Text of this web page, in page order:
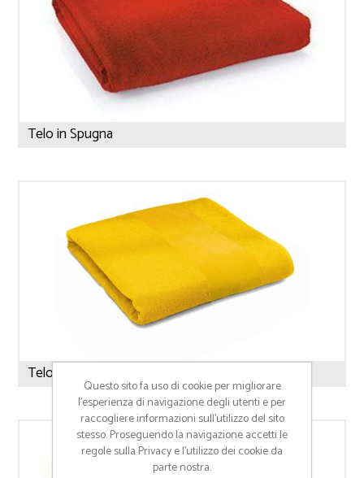
Telo in Spugna
Telo in Spugna con Fascia Stampabile
Questo sito fa uso di cookie per migliorare
l’esperienza di navigazione degli utenti e per
raccogliere informazioni sull’utilizzo del sito
stesso. Proseguendo la navigazione accetti le
regole sulla Privacy e l'utilizzo dei cookie da
parte nostra.